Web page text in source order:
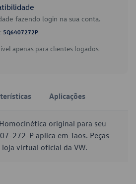
fazendo login na sua conta.
5Q6407272P
apenas para clientes logados.
Aplicações
original para seu
272-P aplica em Taos. Peças
loja virtual oficial da VW.